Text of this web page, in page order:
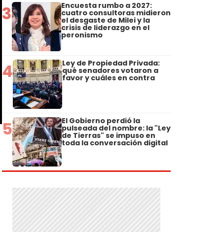
3 Encuesta rumbo a 2027:
cuatro consultoras midieron
el desgaste de Milei y la
crisis de liderazgo en el
peronismo
4 Ley de Propiedad Privada:
qué senadores votaron a
favor y cuáles en contra
5 El Gobierno perdió la
pulseada del nombre: la "Ley
de Tierras" se impuso en
toda la conversación digital